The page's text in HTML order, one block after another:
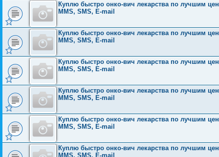
Куплю быстро онко-вич лекарства по лучшим
MMS, SMS, E-mail
Куплю быстро онко-вич лекарства по лучшим
MMS, SMS, E-mail
Куплю быстро онко-вич лекарства по лучшим
MMS, SMS, E-mail
Куплю быстро онко-вич лекарства по лучшим
MMS, SMS, E-mail
Куплю быстро онко-вич лекарства по лучшим
MMS, SMS, E-mail
Куплю быстро онко-вич лекарства по лучшим
MMS, SMS, E-mail